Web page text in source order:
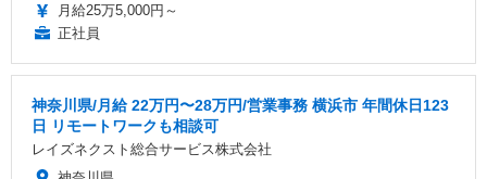
月給25万5,000円～
正社員
神奈川県/月給 22万円〜28万円/営業事務 横浜市 年間休日123
日 リモートワークも相談可
レイズネクスト総合サービス株式会社